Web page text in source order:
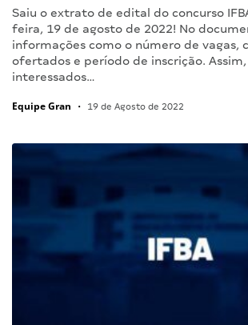
Saiu o extrato de edital do concurso
feira, 19 de agosto de 2022! No
informações como o número de vagas,
ofertados e período de inscrição. Assim,
interessados…
Equipe Gran • 19 de Agosto de 2022